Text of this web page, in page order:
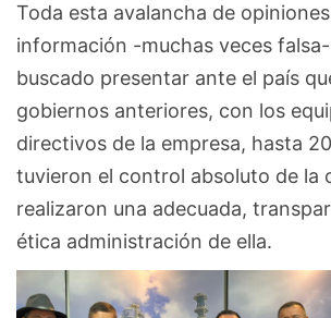
Toda esta avalancha de
información -muchas veces
buscado presentar ante el país
gobiernos anteriores, con los
directivos de la empresa, hasta
tuvieron el control absoluto de la
realizaron una adecuada,
ética administración de ella.